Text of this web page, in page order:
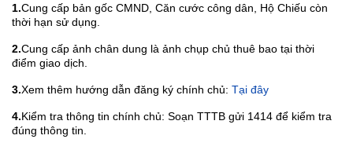
1.Cung cấp bản gốc CMND, Căn cước công dân, Hộ Chiếu còn
thời hạn sử dụng.
2.Cung cấp ảnh chân dung là ảnh chụp chủ thuê bao tại thời
điểm giao dịch.
3.Xem thêm hướng dẫn đăng ký chính chủ: Tại đây
4.Kiểm tra thông tin chính chủ: Soạn TTTB gửi 1414 để kiểm tra
đúng thông tin.